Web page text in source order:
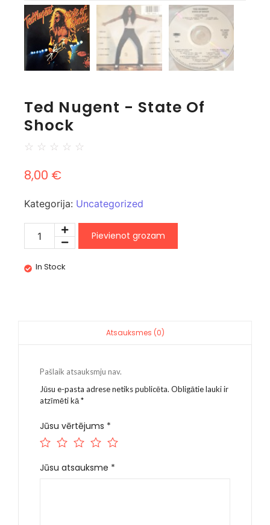
Ted Nugent - State Of
Shock
☆ ☆ ☆ ☆ ☆
8,00 €
Kategorija: Uncategorized
Pievienot grozam
In Stock
Atsauksmes (0)
Pašlaik atsauksmju nav.
Jūsu e-pasta adrese netiks publicēta. Obligātie lauki ir
atzīmēti kā*
Jūsu vērtējums *
Jūsu atsauksme *